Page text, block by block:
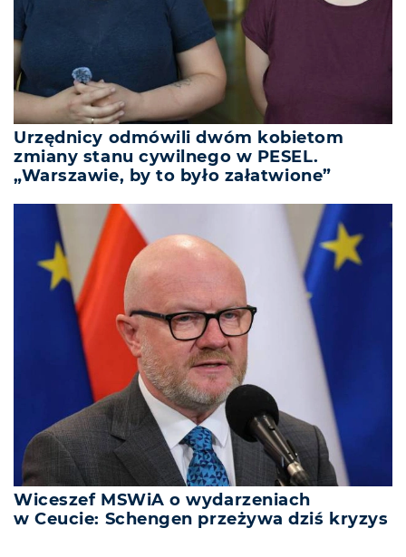
Urzędnicy odmówili dwóm kobietom
zmiany stanu cywilnego w PESEL.
„Warszawie, by to było załatwione”
Wiceszef MSWiA o wydarzeniach
w Ceucie: Schengen przeżywa dziś kryzys